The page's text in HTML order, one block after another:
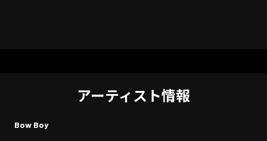
アーティスト情報
Bow Boy